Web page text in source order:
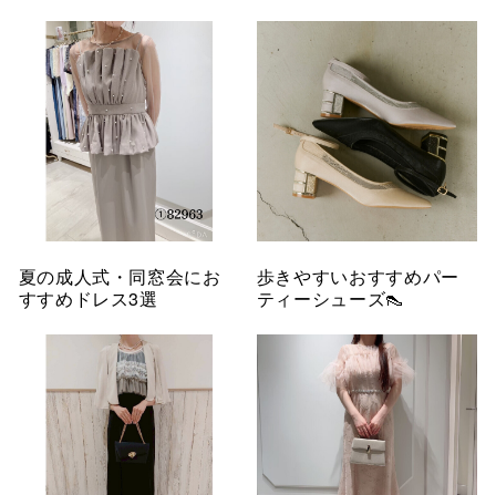
夏の成人式・同窓会にお
すすめドレス3選
歩きやすいおすすめパー
ティーシューズ👠